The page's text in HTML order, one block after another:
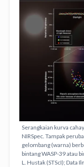
Serangkaian kurva
NIRSpec. Tampak
gelombang (warna)
bintang WASP-39 atau
L. Hustak (STScI); Data